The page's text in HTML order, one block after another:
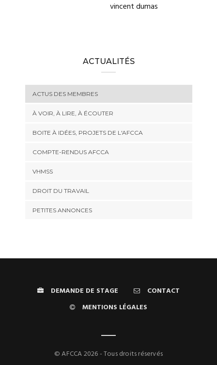
vincent dumas
ACTUALITÉS
ACTUS DES MEMBRES
À VOIR, À LIRE, À ÉCOUTER
BOITE À IDÉES, PROJETS DE L'AFCCA
COMPTE-RENDUS AFCCA
VHMSS
DROIT DU TRAVAIL
PETITES ANNONCES
DEMANDE DE STAGE
CONTACT
MENTIONS LÉGALES
© AFCCA 2026 - Tous droits réservés